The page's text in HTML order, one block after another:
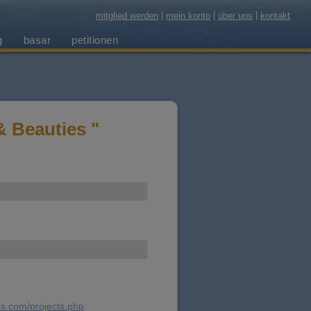
mitglied werden mein konto über uns kontakt
basar petitionen
Beauties "
projects.php